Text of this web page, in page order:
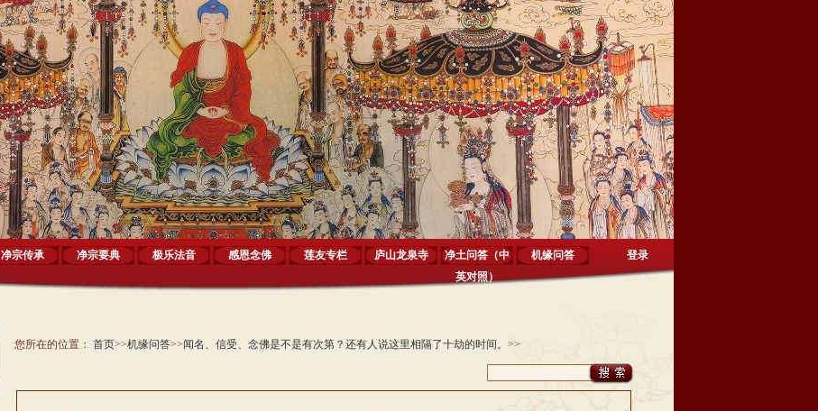
净宗传承 净宗要典 极乐法音 感恩念佛 莲友专栏 庐山龙泉寺
净土问答（中
英对照）
机缘问答 登录
您所在的位置： 首页>>机缘问答>>闻名、信受、念佛是不是有次第？还有人说这里相隔了十劫的时间。 >>